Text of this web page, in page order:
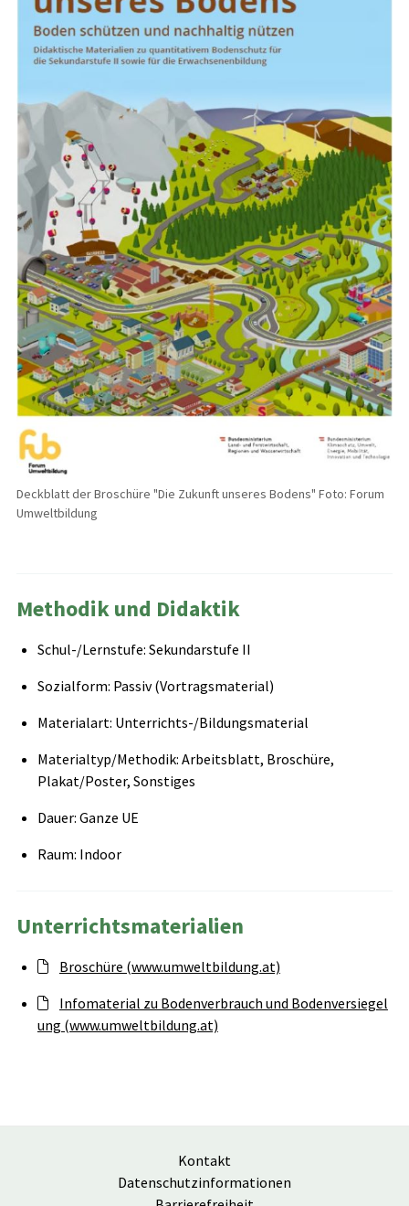
Deckblatt der Broschüre "Die Zukunft unseres Bodens" Foto: Forum
Umweltbildung
Methodik und Didaktik
Schul-/Lernstufe: Sekundarstufe II
Sozialform: Passiv (Vortragsmaterial)
Materialart: Unterrichts-/Bildungsmaterial
Materialtyp/Methodik: Arbeitsblatt, Broschüre,
Plakat/Poster, Sonstiges
Dauer: Ganze UE
Raum: Indoor
Unterrichtsmaterialien
Broschüre (www.umweltbildung.at)
Infomaterial zu Bodenverbrauch und Bodenversiegel
ung (www.umweltbildung.at)
Kontakt
Datenschutzinformationen